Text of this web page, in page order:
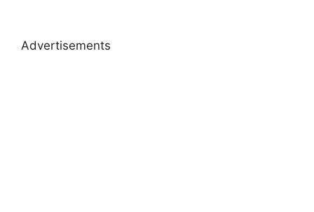
Advertisements